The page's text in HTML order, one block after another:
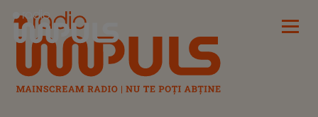
Radio Impuls